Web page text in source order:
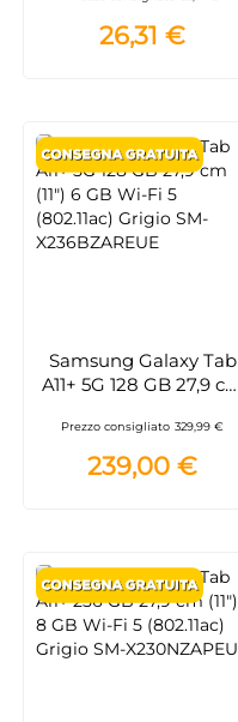
modalità supporto
26,31 €
Samsung Galaxy Tab
A11+ 5G 128 GB 27,9 cm
(802.11ac) Grigio SM-
X236BZAREUE
Prezzo consigliato 329,99 €
239,00 €